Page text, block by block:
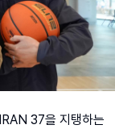
37을 지탱하는